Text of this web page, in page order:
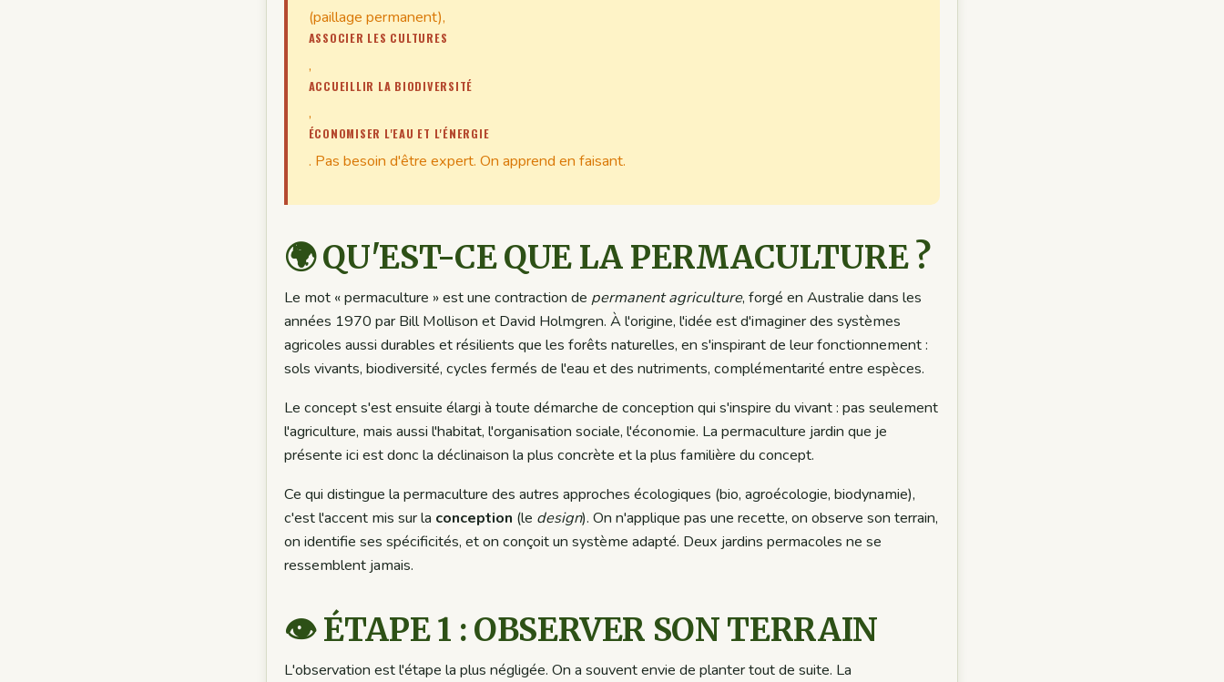
(paillage permanent),
ASSOCIER LES CULTURES
,
ACCUEILLIR LA BIODIVERSITÉ
,
ÉCONOMISER L'EAU ET L'ÉNERGIE
. Pas besoin d'être expert. On apprend en faisant.
🌍 QU'EST-CE QUE LA PERMACULTURE ?
Le mot « permaculture » est une contraction depermanent agriculture, forgé en Australie dans les
années 1970 par Bill Mollison et David Holmgren. À l'origine, l'idée est d'imaginer des systèmes
agricoles aussi durables et résilients que les forêts naturelles, en s'inspirant de leur fonctionnement :
sols vivants, biodiversité, cycles fermés de l'eau et des nutriments, complémentarité entre espèces.
Le concept s'est ensuite élargi à toute démarche de conception qui s'inspire du vivant : pas seulement
l'agriculture, mais aussi l'habitat, l'organisation sociale, l'économie. La permaculture jardin que je
présente ici est donc la déclinaison la plus concrète et la plus familière du concept.
Ce qui distingue la permaculture des autres approches écologiques (bio, agroécologie, biodynamie),
c'est l'accent mis sur la conception (le design). On n'applique pas une recette, on observe son terrain,
on identifie ses spécificités, et on conçoit un système adapté. Deux jardins permacoles ne se
ressemblent jamais.
👁️ ÉTAPE 1 : OBSERVER SON TERRAIN
L'observation est l'étape la plus négligée. On a souvent envie de planter tout de suite. La